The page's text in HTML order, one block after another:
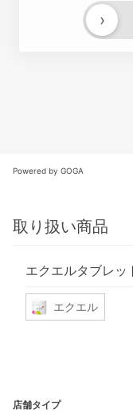
›
Powered by GOGA
取り扱い商品
エクエルタブレッ
エクエル
店舗タイプ